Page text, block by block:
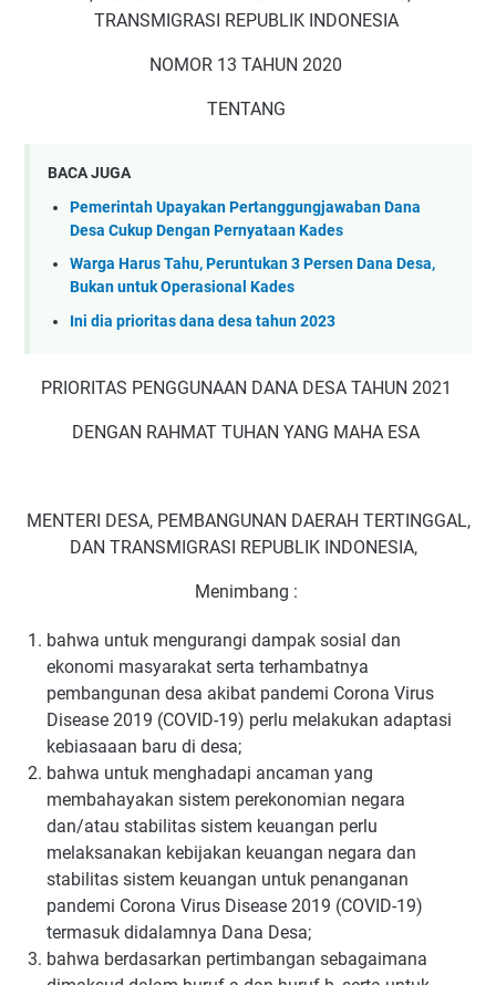
TRANSMIGRASI REPUBLIK INDONESIA
NOMOR 13 TAHUN 2020
TENTANG
BACA JUGA
Pemerintah Upayakan Pertanggungjawaban Dana
Desa Cukup Dengan Pernyataan Kades
Warga Harus Tahu, Peruntukan 3 Persen Dana Desa,
Bukan untuk Operasional Kades
Ini dia prioritas dana desa tahun 2023
PRIORITAS PENGGUNAAN DANA DESA TAHUN 2021
DENGAN RAHMAT TUHAN YANG MAHA ESA
MENTERI DESA, PEMBANGUNAN DAERAH TERTINGGAL,
DAN TRANSMIGRASI REPUBLIK INDONESIA,
Menimbang :
bahwa untuk mengurangi dampak sosial dan
ekonomi masyarakat serta terhambatnya
pembangunan desa akibat pandemi Corona Virus
Disease 2019 (COVID-19) perlu melakukan adaptasi
kebiasaaan baru di desa;
bahwa untuk menghadapi ancaman yang
membahayakan sistem perekonomian negara
dan/atau stabilitas sistem keuangan perlu
melaksanakan kebijakan keuangan negara dan
stabilitas sistem keuangan untuk penanganan
pandemi Corona Virus Disease 2019 (COVID-19)
termasuk didalamnya Dana Desa;
bahwa berdasarkan pertimbangan sebagaimana